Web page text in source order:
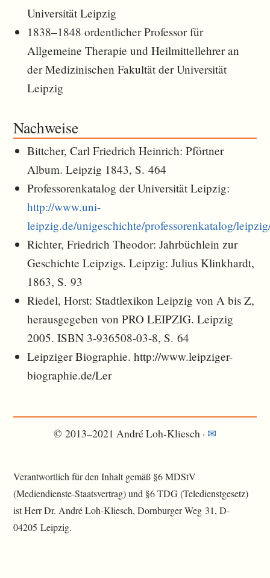
Universität Leipzig
1838–1848 ordentlicher Professor für
Allgemeine Therapie und Heilmittellehrer an
der Medizinischen Fakultät der Universität
Leipzig
Nachweise
Bittcher, Carl Friedrich Heinrich: Pförtner
Album. Leipzig 1843, S. 464
Professorenkatalog der Universität Leipzig:
http://www.uni-
leipzig.de/unigeschichte/professorenkatalog/
Richter, Friedrich Theodor: Jahrbüchlein zur
Geschichte Leipzigs. Leipzig: Julius Klinkhardt,
1863, S. 93
Riedel, Horst: Stadtlexikon Leipzig von A bis Z,
herausgegeben von PRO LEIPZIG. Leipzig
2005. ISBN 3-936508-03-8, S. 64
Leipziger Biographie. http://www.leipziger-
biographie.de/Ler
© 2013–2021 André Loh-Kliesch · ✉︎
Verantwortlich für den Inhalt gemäß §6 MDStV
(Mediendienste-Staatsvertrag) und §6 TDG (Teledienstgesetz)
ist Herr Dr. André Loh-Kliesch, Dornburger Weg 31, D-
04205 Leipzig.